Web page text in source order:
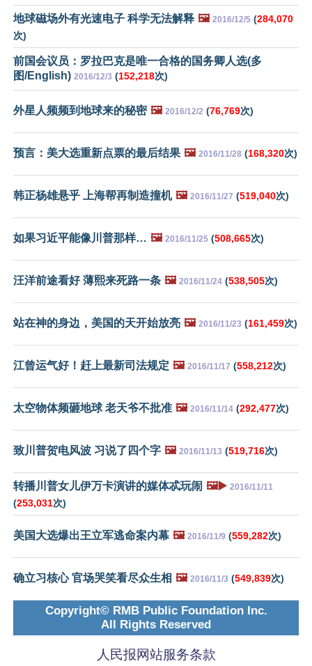
地球磁场外有光速电子 科学无法解释 🖼️ 2016/12/5 (284,070
次)
前国会议员：罗拉巴克是唯一合格的国务卿人选(多
图/English) 2016/12/3 (152,218次)
外星人频频到地球来的秘密 🖼️ 2016/12/2 (76,769次)
预言：美大选重新点票的最后结果 🖼️ 2016/11/28 (168,320次)
韩正杨雄悬乎 上海帮再制造撞机 🖼️ 2016/11/27 (519,040次)
如果习近平能像川普那样… 🖼️ 2016/11/25 (508,665次)
汪洋前途看好 薄熙来死路一条 🖼️ 2016/11/24 (538,505次)
站在神的身边，美国的天开始放亮 🖼️ 2016/11/23 (161,459次)
江曾运气好！赶上最新司法规定 🖼️ 2016/11/17 (558,212次)
太空物体频砸地球 老天爷不批准 🖼️ 2016/11/14 (292,477次)
致川普贺电风波 习说了四个字 🖼️ 2016/11/13 (519,716次)
转播川普女儿伊万卡演讲的媒体忒玩闹 🖼️▶️ 2016/11/11
(253,031次)
美国大选爆出王立军逃命案内幕 🖼️ 2016/11/9 (559,282次)
确立习核心 官场哭笑看尽众生相 🖼️ 2016/11/3 (549,839次)
Copyright© RMB Public Foundation Inc.
All Rights Reserved
人民报网站服务条款